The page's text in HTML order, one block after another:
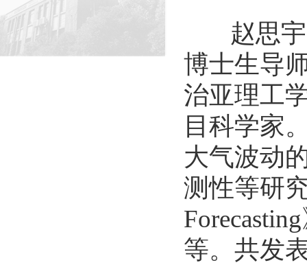
赵思宇
博士生导
治亚理工
目科学家
大气波动
测性等研
Forecasting
等。共发